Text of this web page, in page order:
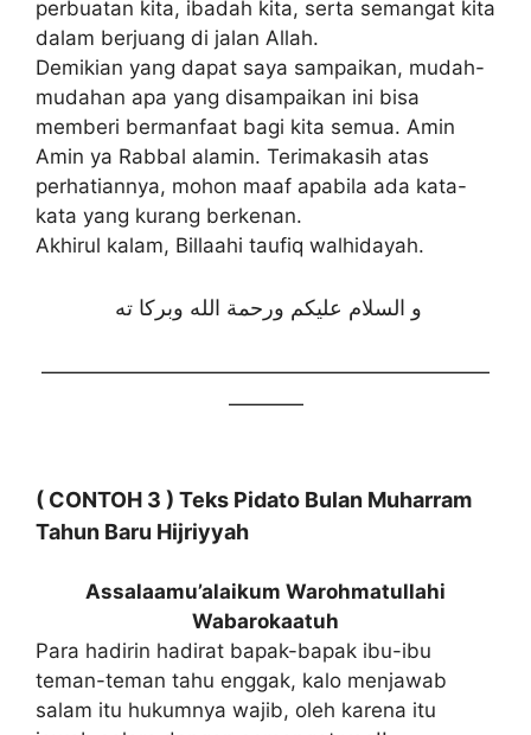
perbuatan kita, ibadah kita, serta semangat kita
dalam berjuang di jalan Allah.
Demikian yang dapat saya sampaikan, mudah-
mudahan apa yang disampaikan ini bisa
memberi bermanfaat bagi kita semua. Amin
Amin ya Rabbal alamin. Terimakasih atas
perhatiannya, mohon maaf apabila ada kata-
kata yang kurang berkenan.
Akhirul kalam, Billaahi taufiq walhidayah.
و السلام عليكم ورحمة الله وبركا ته
—————————————————————
———–
( CONTOH 3 ) Teks Pidato Bulan Muharram
Tahun Baru Hijriyyah
Assalaamu’alaikum Warohmatullahi
Wabarokaatuh
Para hadirin hadirat bapak-bapak ibu-ibu
teman-teman tahu enggak, kalo menjawab
salam itu hukumnya wajib, oleh karena itu